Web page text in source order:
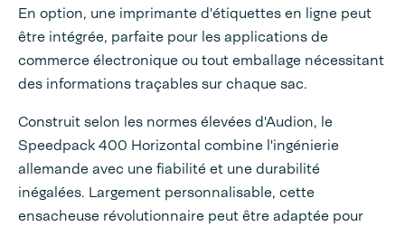
En option, une imprimante d'étiquettes en ligne peut
être intégrée, parfaite pour les applications de
commerce électronique ou tout emballage nécessitant
des informations traçables sur chaque sac.
Construit selon les normes élevées d'Audion, le
Speedpack 400 Horizontal combine l'ingénierie
allemande avec une fiabilité et une durabilité
inégalées. Largement personnalisable, cette
ensacheuse révolutionnaire peut être adaptée pour